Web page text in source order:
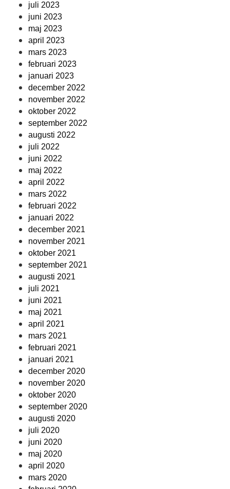
juli 2023
juni 2023
maj 2023
april 2023
mars 2023
februari 2023
januari 2023
december 2022
november 2022
oktober 2022
september 2022
augusti 2022
juli 2022
juni 2022
maj 2022
april 2022
mars 2022
februari 2022
januari 2022
december 2021
november 2021
oktober 2021
september 2021
augusti 2021
juli 2021
juni 2021
maj 2021
april 2021
mars 2021
februari 2021
januari 2021
december 2020
november 2020
oktober 2020
september 2020
augusti 2020
juli 2020
juni 2020
maj 2020
april 2020
mars 2020